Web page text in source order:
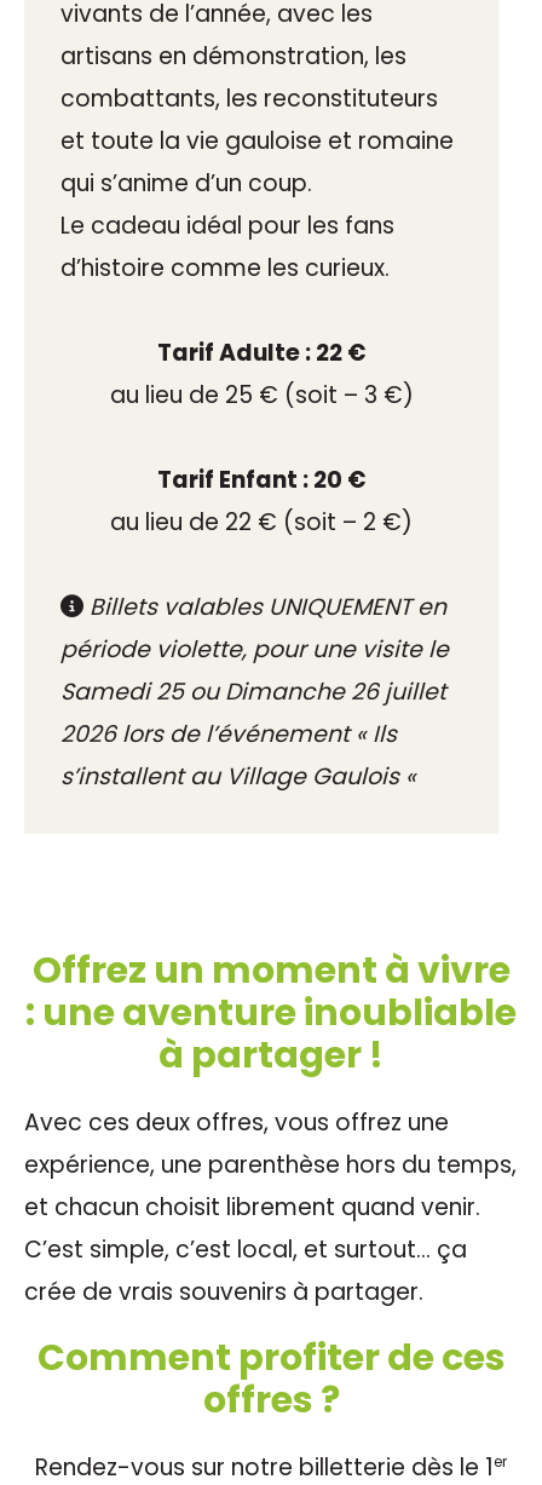
vivants de l’année, avec les
artisans en démonstration, les
combattants, les reconstituteurs
et toute la vie gauloise et romaine
qui s’anime d’un coup.
Le cadeau idéal pour les fans
d’histoire comme les curieux.
Tarif Adulte : 22 €
au lieu de 25 € (soit – 3 €)
Tarif Enfant : 20 €
au lieu de 22 € (soit – 2 €)
Billets valables UNIQUEMENT en
période violette, pour une visite le
Samedi 25 ou Dimanche 26 juillet
2026 lors de l’événement « Ils
s’installent au Village Gaulois «
Offrez un moment à vivre
: une aventure inoubliable
à partager !
Avec ces deux offres, vous offrez une
expérience, une parenthèse hors du temps,
et chacun choisit librement quand venir.
C’est simple, c’est local, et surtout… ça
crée de vrais souvenirs à partager.
Comment profiter de ces
offres ?
Rendez-vous sur notre billetterie dès le 1er